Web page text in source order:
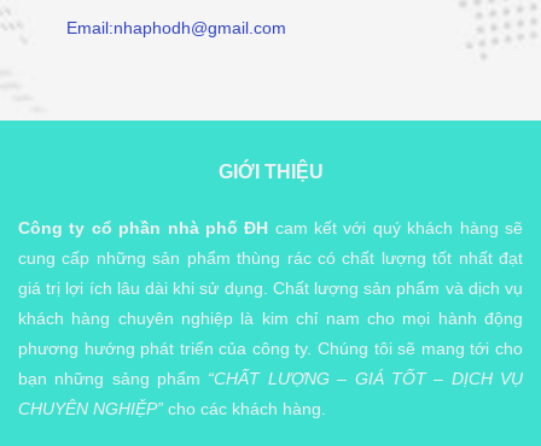
Email:nhaphodh@gmail.com
GIỚI THIỆU
Công ty cổ phần nhà phố ĐH cam kết với quý khách hàng sẽ
cung cấp những sản phẩm thùng rác có chất lượng tốt nhất đạt
giá trị lợi ích lâu dài khi sử dụng. Chất lượng sản phẩm và dịch vụ
khách hàng chuyên nghiệp là kim chỉ nam cho mọi hành động
phương hướng phát triển của công ty. Chúng tôi sẽ mang tới cho
bạn những sảng phẩm “CHẤT LƯỢNG – GIÁ TỐT – DỊCH VỤ
CHUYÊN NGHIỆP” cho các khách hàng.